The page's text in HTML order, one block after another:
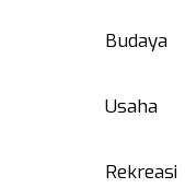
Budaya
Usaha
Rekreasi